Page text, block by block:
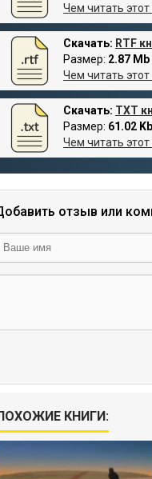
Чем читать
Скачать: RTF
Размер: 2.87 Mb
Чем читать
Скачать: TXT
Размер: 61.02 Kb
Чем читать
отзыв или
КНИГИ: